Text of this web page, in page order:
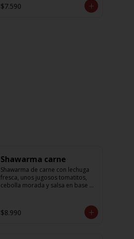
$7.590
Shawarma carne
Shawarma de carne con lechuga
fresca, unos jugosos tomatitos,
cebolla morada y salsa en base a
$8.990